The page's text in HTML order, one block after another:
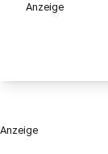
Anzeige
Anzeige